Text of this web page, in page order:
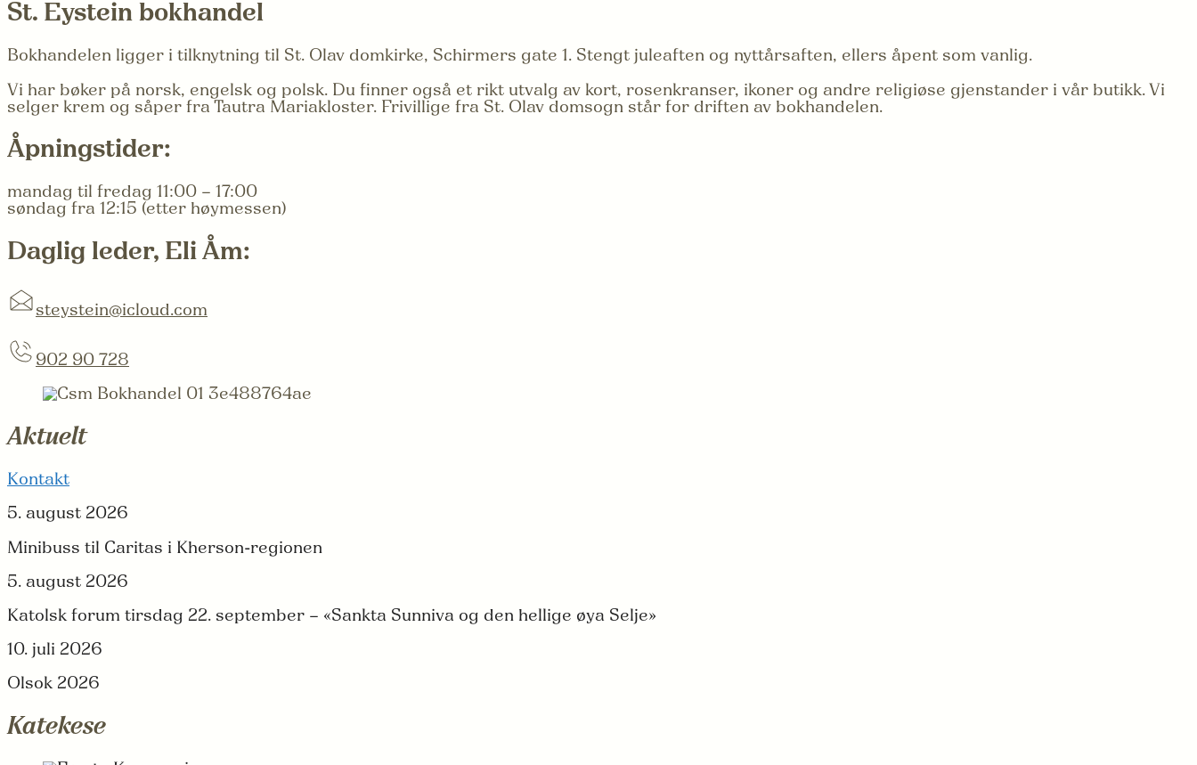
St. Eystein bokhandel
Bokhandelen ligger i tilknytning til St. Olav domkirke, Schirmers gate 1. Stengt juleaften og nyttårsaften, ellers åpent som vanlig.
Vi har bøker på norsk, engelsk og polsk. Du finner også et rikt utvalg av kort, rosenkranser, ikoner og andre religiøse gjenstander i vår butikk. Vi
selger krem og såper fra Tautra Mariakloster. Frivillige fra St. Olav domsogn står for driften av bokhandelen.
Åpningstider:
mandag til fredag 11:00 – 17:00
søndag fra 12:15 (etter høymessen)
Daglig leder, Eli Åm:
steystein@icloud.com
902 90 728
Aktuelt
Kontakt
5. august 2026
Minibuss til Caritas i Kherson-regionen
5. august 2026
Katolsk forum tirsdag 22. september – «Sankta Sunniva og den hellige øya Selje»
10. juli 2026
Olsok 2026
Katekese